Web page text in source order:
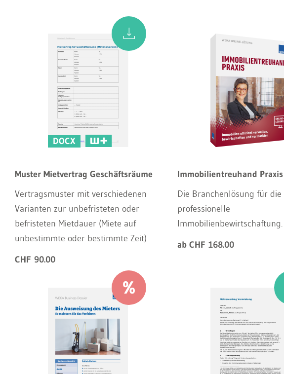
DOCX
Muster Mietvertrag Geschäftsräume
Vertragsmuster mit verschiedenen
Varianten zur unbefristeten oder
befristeten Mietdauer (Miete auf
unbestimmte oder bestimmte Zeit)
CHF 90.00
Immobilientreuhand Praxis
Die Branchenlösung für die
professionelle
Immobilienbewirtschaftung.
ab CHF 168.00